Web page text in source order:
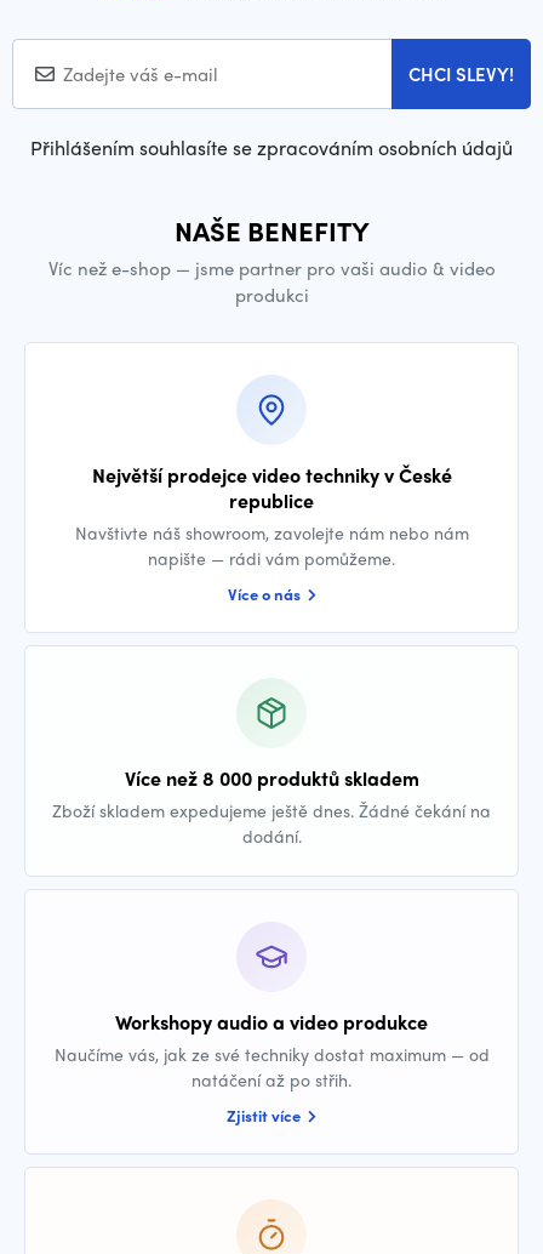
CHCI SLEVY!
Přihlášením souhlasíte se zpracováním osobních údajů
NAŠE BENEFITY
Víc než e-shop — jsme partner pro vaši audio & video
produkci
Největší prodejce video techniky v České
republice
Navštivte náš showroom, zavolejte nám nebo nám
napište — rádi vám pomůžeme.
Více o nás
Více než 8 000 produktů skladem
Zboží skladem expedujeme ještě dnes. Žádné čekání na
dodání.
Workshopy audio a video produkce
Naučíme vás, jak ze své techniky dostat maximum — od
natáčení až po střih.
Zjistit více